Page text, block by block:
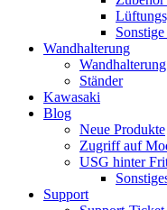
Wandhalterung
Wandhalterung
Ständer
Kawasaki
Blog
Neue Produkte
Zugriff auf
USG hinter
Support